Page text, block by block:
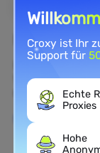
E-
Rufen Sie
Commerce-
Mehr erfahren
Croxy ist Ihr
Support für
Echte
Proxies
Hohe